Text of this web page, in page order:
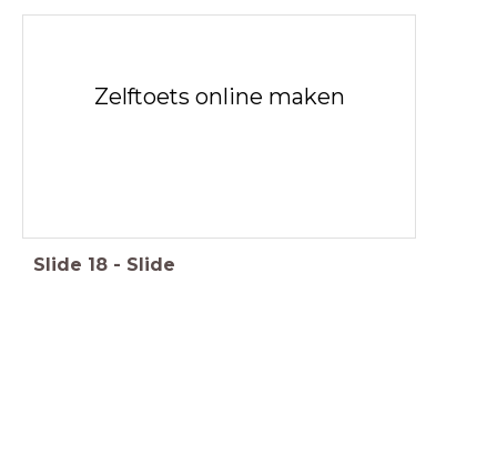
Zelftoets online maken
Slide 18 - Slide